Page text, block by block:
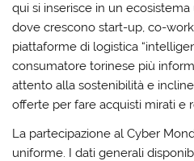
qui si inserisce in un
dove crescono start-up, co-
piattaforme di logistica
consumatore torinese più
attento alla sostenibilità e
offerte per fare acquisti mirati e
La partecipazione al Cyber
uniforme. I dati generali